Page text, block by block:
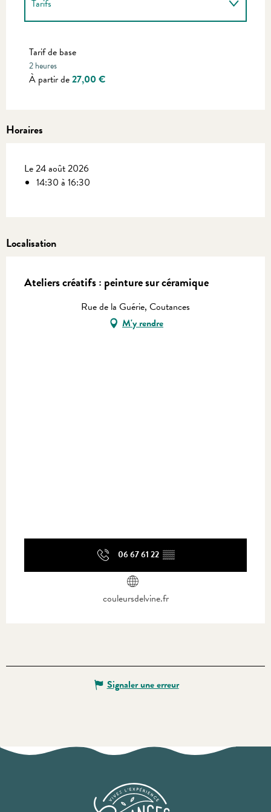
Tarifs
Tarif de base
2 heures
À partir de27,00 €
Horaires
Le 24 août 2026
14:30 à 16:30
Localisation
Ateliers créatifs : peinture sur céramique
Rue de la Guérie, Coutances
M'y rendre
06 67 61 22 ▒▒
couleursdelvine.fr
Signaler une erreur